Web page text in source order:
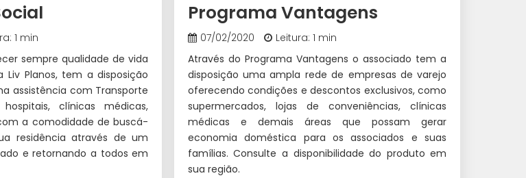
1 min
sempre qualidade de vida
Liv Planos, tem a disposição
assistência com Transporte
clínicas médicas,
a comodidade de buscá-
residência através de um
e retornando a todos em
Programa Vantagens
07/02/2020
Leitura: 1 min
Através do Programa Vantagens o associado tem a
disposição uma ampla rede de empresas de varejo
oferecendo condições e descontos exclusivos, como
supermercados, lojas de conveniências, clínicas
médicas e demais áreas que possam gerar
economia doméstica para os associados e suas
famílias. Consulte a disponibilidade do produto em
sua região.